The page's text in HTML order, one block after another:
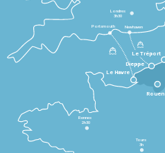
Le Havre
Dieppe
Le Tréport
Rennes
2h30
Tours
3h
Londres
3h30
Newhaven
Portsmouth
Rouen